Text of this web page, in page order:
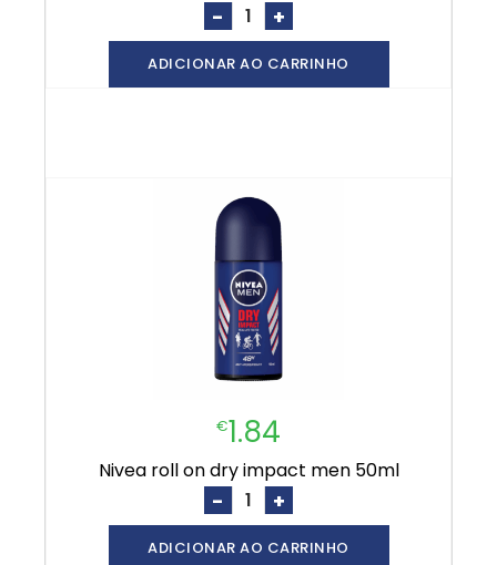
- +
ADICIONAR AO CARRINHO
€1.84
nivea roll on dry impact men 50ml
- +
ADICIONAR AO CARRINHO